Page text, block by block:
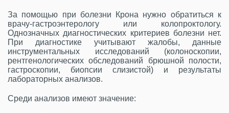
За помощью при болезни Крона нужно обратиться к
врачу-гастроэнтерологу или колопроктологу.
Однозначных диагностических критериев болезни нет.
При диагностике учитывают жалобы, данные
инструментальных исследований (колоноскопии,
рентгенологических обследований брюшной полости,
гастроскопии, биопсии слизистой) и результаты
лабораторных анализов.
Среди анализов имеют значение: